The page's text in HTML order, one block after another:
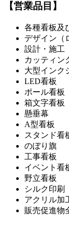
【営業品目】
各種看板及
デザイン（
設計・施工
カッティン
大型インク
LED看板
ポール看板
箱文字看板
懸垂幕
A型看板
スタンド看
のぼり旗
工事看板
イベント看
野立看板
シルク印刷
アクリル加
販売促進物